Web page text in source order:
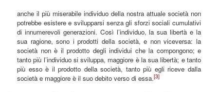
anche il più miserabile individuo della nostra attuale società non
potrebbe esistere e svilupparsi senza gli sforzi sociali cumulativi
di innumerevoli generazioni. Così l’individuo, la sua libertà e la
sua ragione, sono i prodotti della società, e non viceversa: la
società non è il prodotto degli individui che la compongono; e
tanto più l’individuo si sviluppa, maggiore è la sua libertà; e tanto
più esso è il prodotto della società, tanto più egli riceve dalla
società e maggiore è il suo debito verso di essa.[3]